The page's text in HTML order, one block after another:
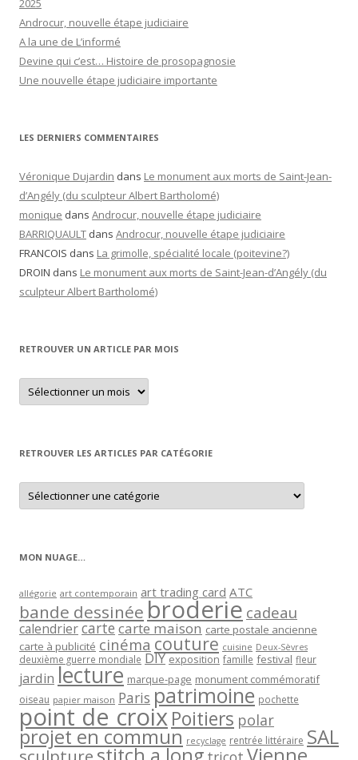
Androcur, nouvelle étape judiciaire
A la une de L’informé
Devine qui c’est… Histoire de prosopagnosie
Une nouvelle étape judiciaire importante
LES DERNIERS COMMENTAIRES
Véronique Dujardin dans Le monument aux morts de Saint-Jean-
d’Angély (du sculpteur Albert Bartholomé)
monique dans Androcur, nouvelle étape judiciaire
BARRIQUAULT dans Androcur, nouvelle étape judiciaire
FRANCOIS dans La grimolle, spécialité locale (poitevine?)
DROIN dans Le monument aux morts de Saint-Jean-d’Angély (du
sculpteur Albert Bartholomé)
RETROUVER UN ARTICLE PAR MOIS
Retrouver
un
article
RETROUVER LES ARTICLES PAR CATÉGORIE
Retrouver
les
articles
MON NUAGE…
allégorie art contemporain art trading card ATC
bande dessinéebroderie cadeau
calendriercartecarte maison carte postale ancienne
carte à publicité cinéma couture cuisine Deux-Sèvres
deuxième guerre mondiale DIY exposition famille festival fleur
jardin lecture marque-page monument commémoratif
oiseau papier maison Paris patrimoine pochette
point de croixPoitiers polar
projet en commun recyclage rentrée littéraire SAL
stitch a long Vienne